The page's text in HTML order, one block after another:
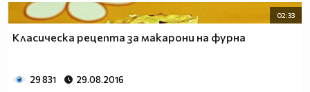
02:33
Класическа рецепта за макарони на фурна
29 831 29.08.2016